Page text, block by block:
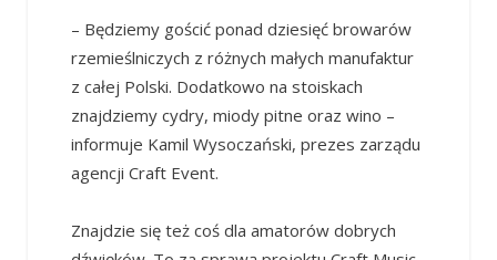
– Będziemy gościć ponad dziesięć browarów
rzemieślniczych z różnych małych manufaktur
z całej Polski. Dodatkowo na stoiskach
znajdziemy cydry, miody pitne oraz wino –
informuje Kamil Wysoczański, prezes zarządu
agencji Craft Event.
Znajdzie się też coś dla amatorów dobrych